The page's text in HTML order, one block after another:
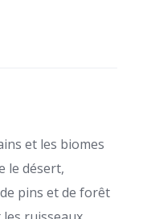
et les biomes
le désert,
pins et de forêt